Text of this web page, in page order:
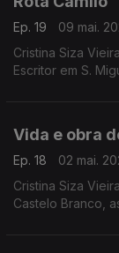
Ep. 19
09 mai.
Cristina Siza
Escritor em S.
Vida e obra
Ep. 18
02 mai.
Cristina Siza
Castelo Branco,